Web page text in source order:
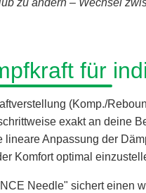
zu ändern – Wechsel
für
(Komp./
exakt an deine
Anpassung der
Komfort optimal
Needle" sichert einen